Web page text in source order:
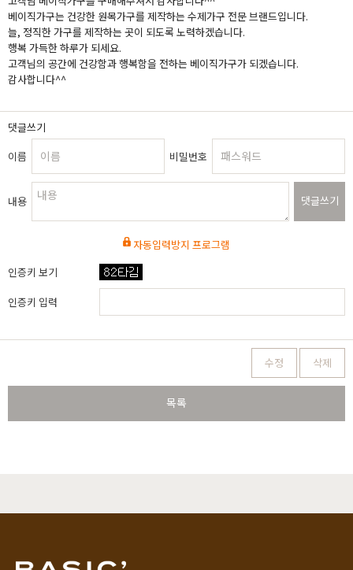
베이직가구는 건강한 원목가구를 제작하는 수제가구 전문 브랜드입니다.
늘, 정직한 가구를 제작하는 곳이 되도록 노력하겠습니다.
행복 가득한 하루가 되세요.
고객님의 공간에 건강함과 행복함을 전하는 베이직가구가 되겠습니다.
감사합니다^^
댓글쓰기
이름
비밀번호
내용 댓글쓰기
자동입력방지 프로그램
인증키 보기
인증키 입력
수정 삭제
목록